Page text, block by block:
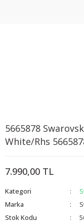
5665878
White/Rhs
7.990,00 TL
Kategori
Marka
Stok Kodu